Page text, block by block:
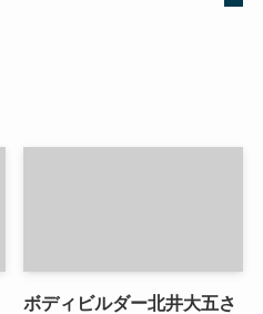
ボディビルダー北井大五さ